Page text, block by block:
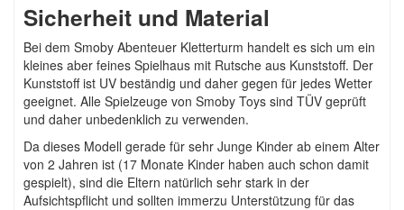
Sicherheit und Material
Bei dem Smoby Abenteuer Kletterturm handelt es sich um ein
kleines aber feines Spielhaus mit Rutsche aus Kunststoff. Der
Kunststoff ist UV beständig und daher gegen für jedes Wetter
geeignet. Alle Spielzeuge von Smoby Toys sind TÜV geprüft
und daher unbedenklich zu verwenden.
Da dieses Modell gerade für sehr Junge Kinder ab einem Alter
von 2 Jahren ist (17 Monate Kinder haben auch schon damit
gespielt), sind die Eltern natürlich sehr stark in der
Aufsichtspflicht und sollten immerzu Unterstützung für das